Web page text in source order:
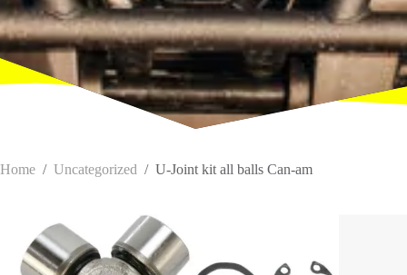
Home / Uncategorized / U-Joint kit all balls Can-am